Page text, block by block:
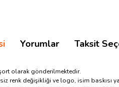
Yorumlar Taksit
olarak gönderilmektedir.
renk değişikliği ve logo, isim baskısı